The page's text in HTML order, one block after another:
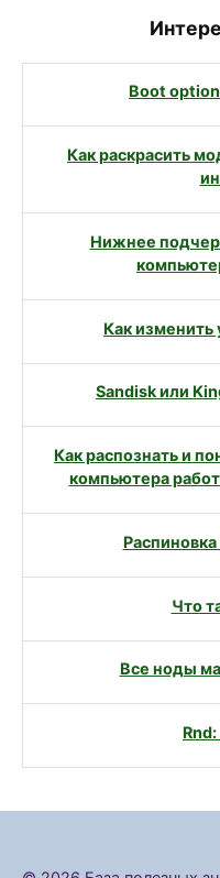
Boot
Как раскрасить
Нижнее
Как изменить
Sandisk или
Как распознать и
компьютера
Что
Все ноды